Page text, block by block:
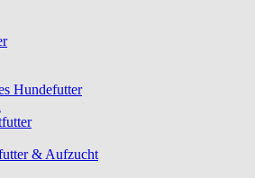
Hundefutter
& Aufzucht